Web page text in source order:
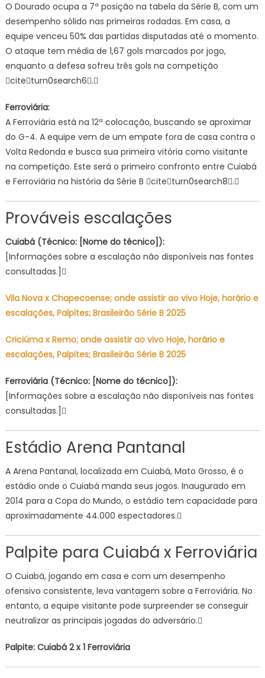
O Dourado ocupa a 7ª posição na tabela da Série B, com um
desempenho sólido nas primeiras rodadas. Em casa, a
equipe venceu 50% das partidas disputadas até o momento.
O ataque tem média de 1,67 gols marcados por jogo,
enquanto a defesa sofreu três gols na competição
citeturn0search6.
Ferroviária:
A Ferroviária está na 12ª colocação, buscando se aproximar
do G-4. A equipe vem de um empate fora de casa contra o
Volta Redonda e busca sua primeira vitória como visitante
na competição. Este será o primeiro confronto entre Cuiabá
e Ferroviária na história da Série B citeturn0search8.
Prováveis escalações
Cuiabá (Técnico: [Nome do técnico]):
[Informações sobre a escalação não disponíveis nas fontes
consultadas.]
Vila Nova x Chapecoense; onde assistir ao vivo Hoje, horário e
escalações, Palpites; Brasileirão Série B 2025
Criciúma x Remo; onde assistir ao vivo Hoje, horário e
escalações, Palpites; Brasileirão Série B 2025
Ferroviária (Técnico: [Nome do técnico]):
[Informações sobre a escalação não disponíveis nas fontes
consultadas.]
Estádio Arena Pantanal
A Arena Pantanal, localizada em Cuiabá, Mato Grosso, é o
estádio onde o Cuiabá manda seus jogos. Inaugurado em
2014 para a Copa do Mundo, o estádio tem capacidade para
aproximadamente 44.000 espectadores.
Palpite para Cuiabá x Ferroviária
O Cuiabá, jogando em casa e com um desempenho
ofensivo consistente, leva vantagem sobre a Ferroviária. No
entanto, a equipe visitante pode surpreender se conseguir
neutralizar as principais jogadas do adversário.
Palpite: Cuiabá 2 x 1 Ferroviária